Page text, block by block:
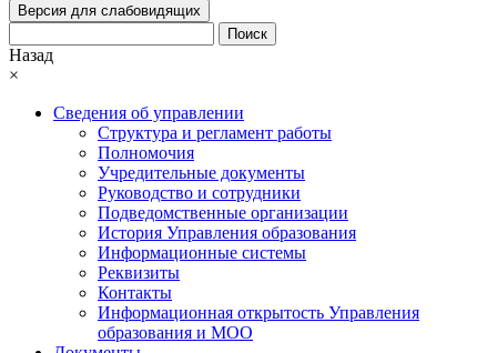
Версия для слабовидящих
Поиск
Назад
×
Сведения об управлении
Структура и регламент работы
Полномочия
Учредительные документы
Руководство и сотрудники
Подведомственные организации
История Управления образования
Информационные системы
Реквизиты
Контакты
Информационная открытость Управления
образования и МОО